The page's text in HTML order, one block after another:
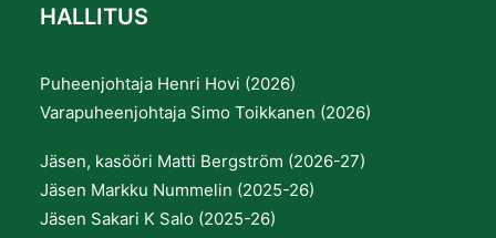
HALLITUS
Puheenjohtaja Henri Hovi (2026)
Varapuheenjohtaja Simo Toikkanen (2026)
Jäsen, kasööri Matti Bergström (2026-27)
Jäsen Markku Nummelin (2025-26)
Jäsen Sakari K Salo (2025-26)